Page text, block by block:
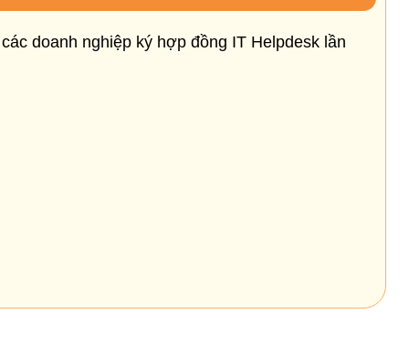
doanh nghiệp ký hợp đồng IT Helpdesk lần